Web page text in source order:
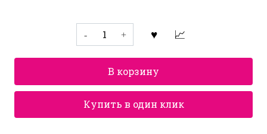
Количество
товара
Ленточная
библиотека
Quantum
i40
LSC14-
CH5J-
119H
В корзину
Купить в один клик